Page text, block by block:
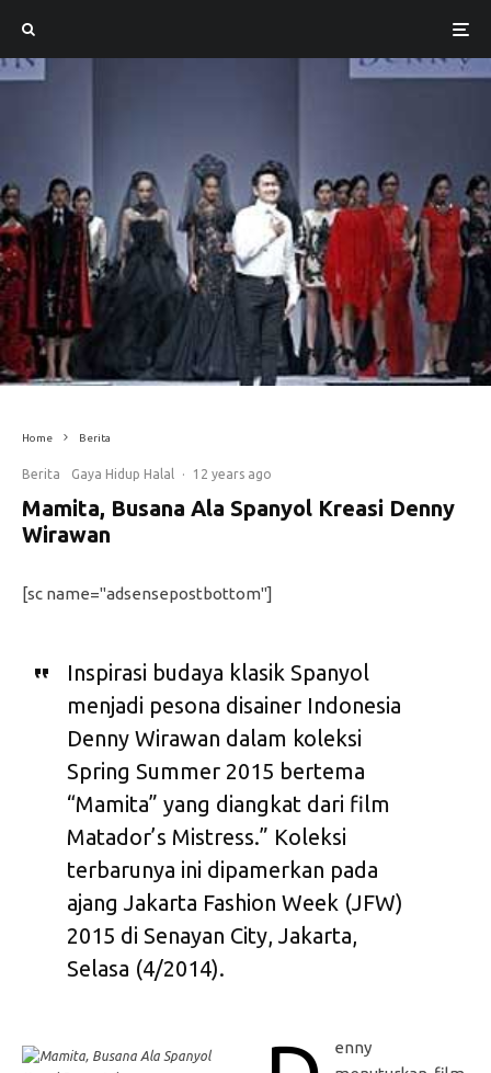
Home Berita
Berita Gaya Hidup Halal · 12 years ago
Mamita, Busana Ala Spanyol Kreasi Denny
Wirawan
[sc name="adsensepostbottom"]
Inspirasi budaya klasik Spanyol
menjadi pesona disainer Indonesia
Denny Wirawan dalam koleksi
Spring Summer 2015 bertema
“Mamita” yang diangkat dari film
Matador’s Mistress.” Koleksi
terbarunya ini dipamerkan pada
ajang Jakarta Fashion Week (JFW)
2015 di Senayan City, Jakarta,
Selasa (4/2014).
enny